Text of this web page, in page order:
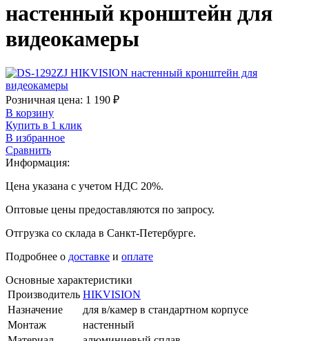
настенный кронштейн для
видеокамеры
Розничная цена: 1 190 ₽
В корзину
Купить в 1 клик
В избранное
Сравнить
Информация:
Цена указана с учетом НДС 20%.
Оптовые цены предоставляются по запросу.
Отгрузка со склада в Санкт-Петербурге.
Подробнее о доставке и оплате
Основные характеристики
Производитель HIKVISION
Назначение
для в/камер в стандартном корпусе
Монтаж
настенный